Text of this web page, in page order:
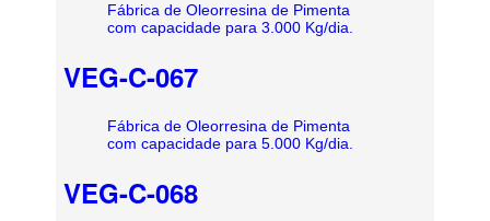
Fábrica de Oleorresina de Pimenta
com capacidade para 3.000 Kg/dia.
VEG-C-067
Fábrica de Oleorresina de Pimenta
com capacidade para 5.000 Kg/dia.
VEG-C-068